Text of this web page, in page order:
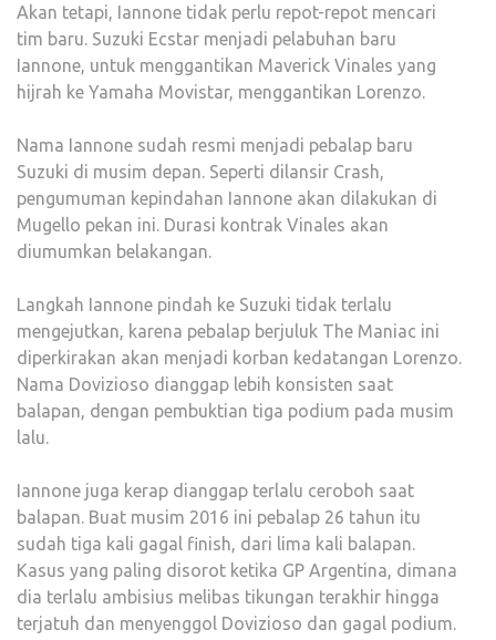
Akan tetapi, Iannone tidak perlu repot-repot mencari
tim baru. Suzuki Ecstar menjadi pelabuhan baru
Iannone, untuk menggantikan Maverick Vinales yang
hijrah ke Yamaha Movistar, menggantikan Lorenzo.
Nama Iannone sudah resmi menjadi pebalap baru
Suzuki di musim depan. Seperti dilansir Crash,
pengumuman kepindahan Iannone akan dilakukan di
Mugello pekan ini. Durasi kontrak Vinales akan
diumumkan belakangan.
Langkah Iannone pindah ke Suzuki tidak terlalu
mengejutkan, karena pebalap berjuluk The Maniac ini
diperkirakan akan menjadi korban kedatangan Lorenzo.
Nama Dovizioso dianggap lebih konsisten saat
balapan, dengan pembuktian tiga podium pada musim
lalu.
Iannone juga kerap dianggap terlalu ceroboh saat
balapan. Buat musim 2016 ini pebalap 26 tahun itu
sudah tiga kali gagal finish, dari lima kali balapan.
Kasus yang paling disorot ketika GP Argentina, dimana
dia terlalu ambisius melibas tikungan terakhir hingga
terjatuh dan menyenggol Dovizioso dan gagal podium.